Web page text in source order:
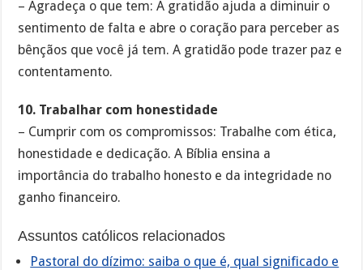
– Agradeça o que tem: A gratidão ajuda a diminuir o
sentimento de falta e abre o coração para perceber as
bênçãos que você já tem. A gratidão pode trazer paz e
contentamento.
10. Trabalhar com honestidade
– Cumprir com os compromissos: Trabalhe com ética,
honestidade e dedicação. A Bíblia ensina a
importância do trabalho honesto e da integridade no
ganho financeiro.
Assuntos católicos relacionados
Pastoral do dízimo: saiba o que é, qual significado e